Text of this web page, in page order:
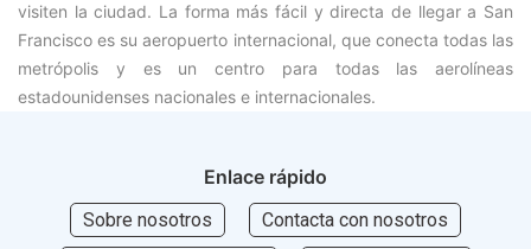
visiten la ciudad. La forma más fácil y directa de llegar a San
Francisco es su aeropuerto internacional, que conecta todas las
metrópolis y es un centro para todas las aerolíneas
estadounidenses nacionales e internacionales.
Enlace rápido
Sobre nosotros
Contacta con nosotros